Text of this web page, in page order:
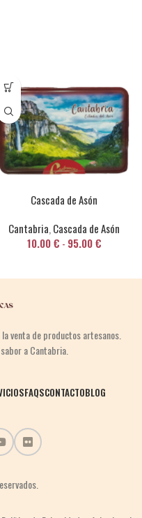
Cascada de Asón
Cantabria, Cascada de Asón
10.00€ - 95.00€
ventade productosartesanos.
a Cantabria.
FAQSCONTACTOBLOG